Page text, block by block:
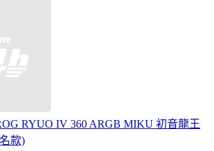
RYUO IV 360 ARGB MIKU 初音龍王
款)